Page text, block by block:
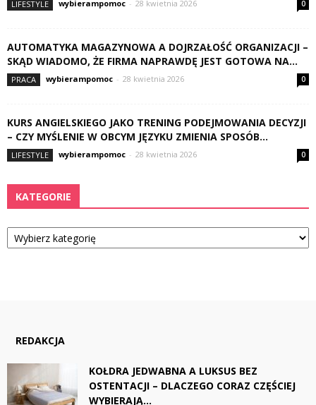
LIFESTYLE wybierampomoc - 28 kwietnia 2026 0
AUTOMATYKA MAGAZYNOWA A DOJRZAŁOŚĆ ORGANIZACJI –
SKĄD WIADOMO, ŻE FIRMA NAPRAWDĘ JEST GOTOWA NA...
PRACA wybierampomoc - 28 kwietnia 2026 0
KURS ANGIELSKIEGO JAKO TRENING PODEJMOWANIA DECYZJI
– CZY MYŚLENIE W OBCYM JĘZYKU ZMIENIA SPOSÓB...
LIFESTYLE wybierampomoc - 28 kwietnia 2026 0
KATEGORIE
Kategorie
REDAKCJA
KOŁDRA JEDWABNA A LUKSUS BEZ
OSTENTACJI – DLACZEGO CORAZ CZĘŚCIEJ
WYBIERAJĄ...